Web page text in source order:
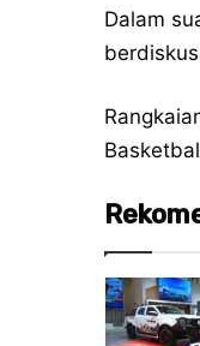
Dalam